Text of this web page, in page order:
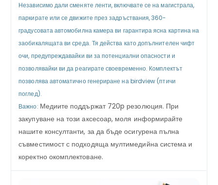
Независимо дали сменяте ленти, включвате се на магистрала,
паркирате или се движите през задръствания, 360-
градусовата автомобилна камера ви гарантира ясна картина на
заобикалящата ви среда. Тя действа като допълнителен чифт
очи, предупреждавайки ви за потенциални опасности и
позволявайки ви да реагирате своевременно. Комплектът
позволява автоматично генериране на birdview (птичи
поглед).
Важно: Медиите поддържат 720p резолюция. При
закупуване на този аксесоар, моля информирайте
нашите консултанти, за да бъде осигурена пълна
съвместимост с подходяща мултимедийна система и
коректно окомплектоване.